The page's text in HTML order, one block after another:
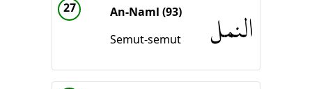
27
An-Naml (93)
Semut-semut
النمل